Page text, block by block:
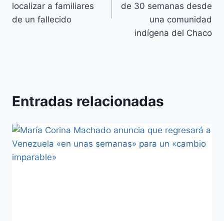
localizar a familiares
de un fallecido
de 30 semanas desde
una comunidad
indígena del Chaco
Entradas relacionadas